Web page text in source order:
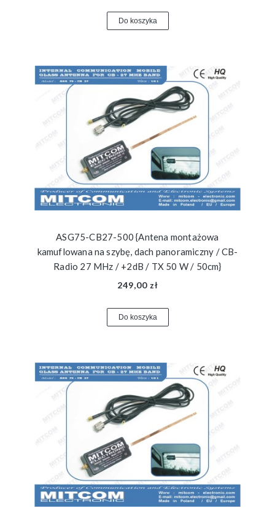
Do koszyka
ASG75-CB27-500 {Antena montażowa
kamuflowana na szybę, dach panoramiczny / CB-
Radio 27 MHz / +2dB / TX 50 W / 50cm}
249,00 zł
Do koszyka